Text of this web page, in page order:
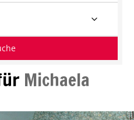
Michaela